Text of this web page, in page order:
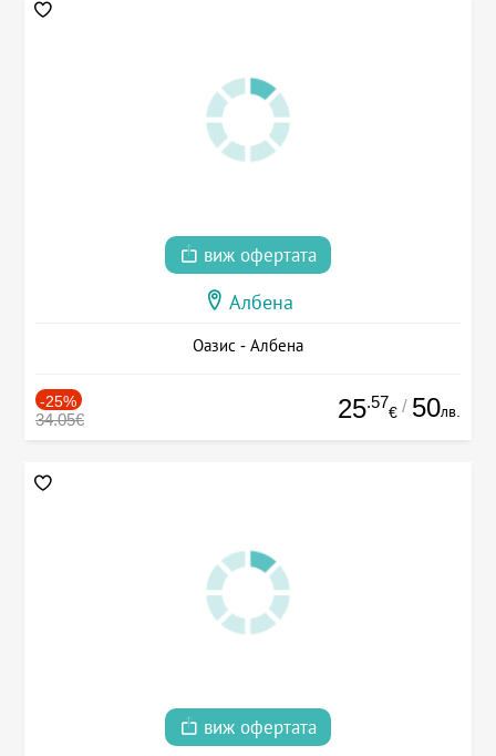
виж офертата
Албена
Оазис - Албена
-25%
34.05€ 25.57
€ / 50лв.
виж офертата